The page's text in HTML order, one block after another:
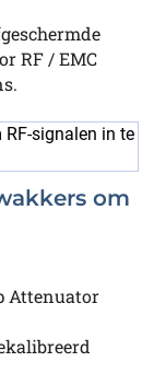
RF / EMC
om
Attenuator